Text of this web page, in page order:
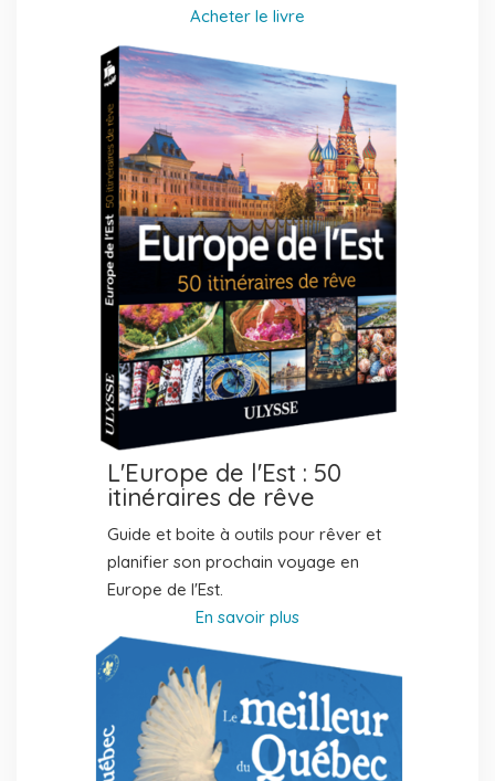
Acheter le livre
L'Europe de l'Est : 50
itinéraires de rêve
Guide et boite à outils pour rêver et
planifier son prochain voyage en
Europe de l'Est.
En savoir plus